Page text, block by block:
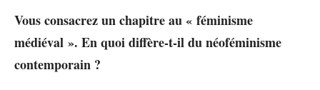
Vous consacrez un chapitre au « féminisme
médiéval ». En quoi diffère-t-il du néoféminisme
contemporain ?